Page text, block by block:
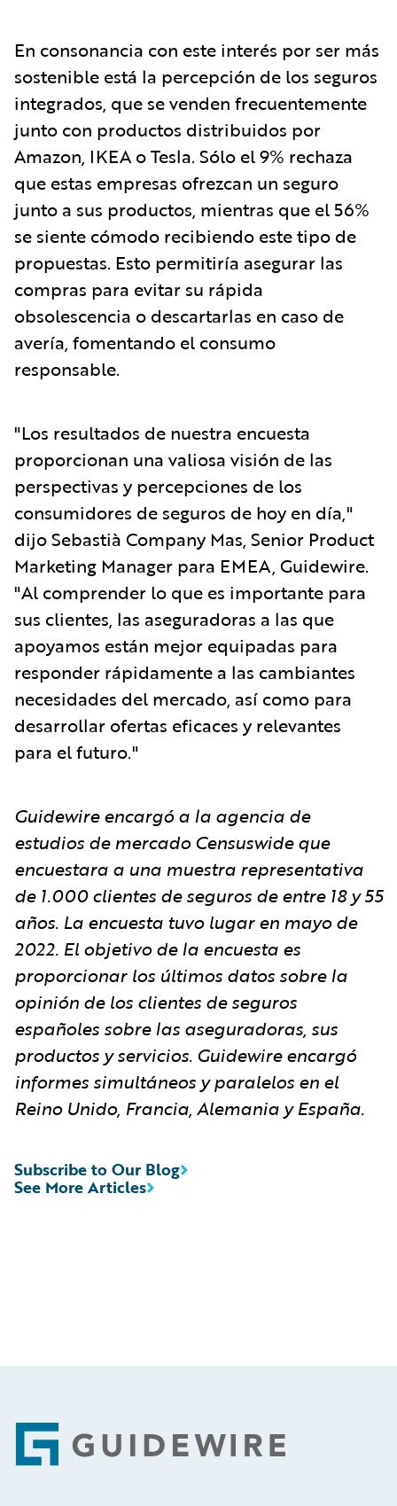
En consonancia con este interés por ser más
sostenible está la percepción de los seguros
integrados, que se venden frecuentemente
junto con productos distribuidos por
Amazon, IKEA o Tesla. Sólo el 9% rechaza
que estas empresas ofrezcan un seguro
junto a sus productos, mientras que el 56%
se siente cómodo recibiendo este tipo de
propuestas. Esto permitiría asegurar las
compras para evitar su rápida
obsolescencia o descartarlas en caso de
avería, fomentando el consumo
responsable.
"Los resultados de nuestra encuesta
proporcionan una valiosa visión de las
perspectivas y percepciones de los
consumidores de seguros de hoy en día,"
dijo Sebastià Company Mas, Senior Product
Marketing Manager para EMEA, Guidewire.
"Al comprender lo que es importante para
sus clientes, las aseguradoras a las que
apoyamos están mejor equipadas para
responder rápidamente a las cambiantes
necesidades del mercado, así como para
desarrollar ofertas eficaces y relevantes
para el futuro."
Guidewire encargó a la agencia de
estudios de mercado Censuswide que
encuestara a una muestra representativa
de 1.000 clientes de seguros de entre 18 y 55
años. La encuesta tuvo lugar en mayo de
2022. El objetivo de la encuesta es
proporcionar los últimos datos sobre la
opinión de los clientes de seguros
españoles sobre las aseguradoras, sus
productos y servicios. Guidewire encargó
informes simultáneos y paralelos en el
Reino Unido, Francia, Alemania y España.
See More Articles
Subscribe to Our Blog
Footer